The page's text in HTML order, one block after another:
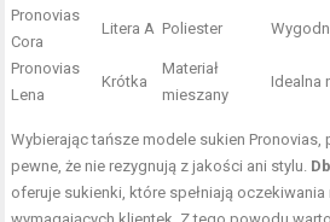
Pronovias
Cora
Litera A Poliester
Pronovias
Lena
Krótka
Materiał
mieszany
Idealna
Wybierając tańsze modele sukien Pronovias,
pewne, że nie rezygnują z jakości ani stylu.
oferuje sukienki, które spełniają